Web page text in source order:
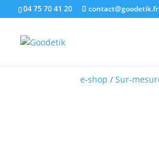
04 75 70 41 20 contact@goodetik.fr
e-shop /Sur-